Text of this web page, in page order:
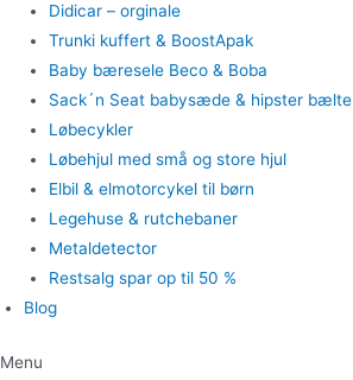
Didicar – orginale
Trunki kuffert & BoostApak
Baby bæresele Beco & Boba
Sack´n Seat babysæde & hipster bælte
Løbecykler
Løbehjul med små og store hjul
Elbil & elmotorcykel til børn
Legehuse & rutchebaner
Metaldetector
Restsalg spar op til 50 %
Blog
Menu